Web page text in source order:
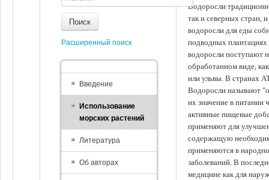
Водоросли
так и северных стран,
водоросли для еды
подводных
водоросли поступают
обработанном виде,
или ульвы. В странах
Водоросли называют
их значение в питании
активные пищевые
применяют для
содержащую
применяются в
заболеваний. В
медицине как для
Поиск
Расширенный поиск
Введение
Использование
морских растений
Литература
Об авторах